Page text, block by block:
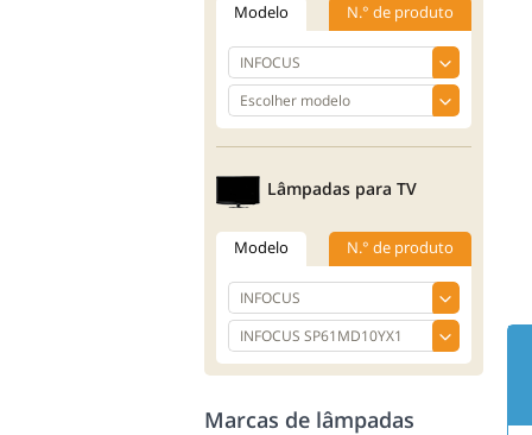
Modelo N.° de produto
Lâmpadas para TV
Modelo N.° de produto
Marcas de lâmpadas